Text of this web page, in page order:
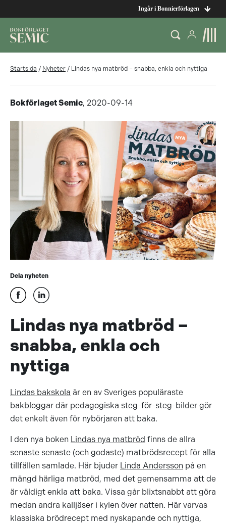
Ingår i Bonnierförlagen
Startsida / Nyheter / Lindas nya matbröd – snabba, enkla och nyttiga
Bokförlaget Semic, 2020-09-14
Dela nyheten
Lindas nya matbröd –
snabba, enkla och
nyttiga
Lindas bakskola är en av Sveriges populäraste
bakbloggar där pedagogiska steg-för-steg-bilder gör
det enkelt även för nybörjaren att baka.
I den nya boken Lindas nya matbröd finns de allra
senaste senaste (och godaste) matbrödsrecept för alla
tillfällen samlade. Här bjuder Linda Andersson på en
mängd härliga matbröd, med det gemensamma att de
är väldigt enkla att baka. Vissa går blixtsnabbt att göra
medan andra kalljäser i kylen över natten. Här varvas
klassiska brödrecept med nyskapande och nyttiga,